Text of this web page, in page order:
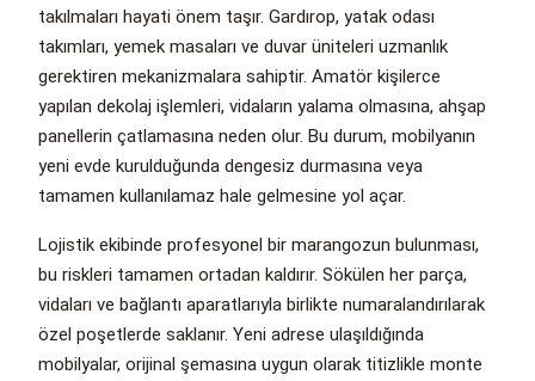
takılmaları hayati önem taşır. Gardırop, yatak odası
takımları, yemek masaları ve duvar üniteleri uzmanlık
gerektiren mekanizmalara sahiptir. Amatör kişilerce
yapılan dekolaj işlemleri, vidaların yalama olmasına, ahşap
panellerin çatlamasına neden olur. Bu durum, mobilyanın
yeni evde kurulduğunda dengesiz durmasına veya
tamamen kullanılamaz hale gelmesine yol açar.
Lojistik ekibinde profesyonel bir marangozun bulunması,
bu riskleri tamamen ortadan kaldırır. Sökülen her parça,
vidaları ve bağlantı aparatlarıyla birlikte numaralandırılarak
özel poşetlerde saklanır. Yeni adrese ulaşıldığında
mobilyalar, orijinal şemasına uygun olarak titizlikle monte